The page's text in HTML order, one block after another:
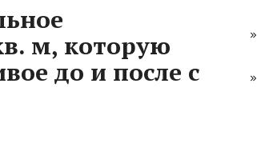
м, которую
до и после с